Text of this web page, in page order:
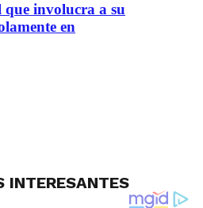
involucra a su
en
INTERESANTES